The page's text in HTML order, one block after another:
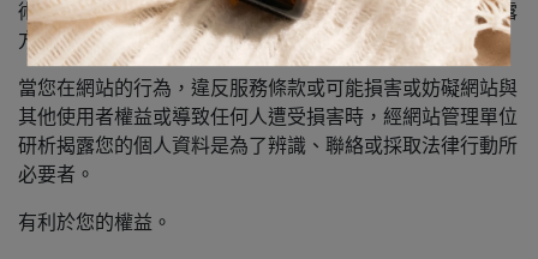
術研究而有必要，且資料經過提供者處理或蒐集著依其揭露
方式無從識別特定之當事人。
當您在網站的行為，違反服務條款或可能損害或妨礙網站與
其他使用者權益或導致任何人遭受損害時，經網站管理單位
研析揭露您的個人資料是為了辨識、聯絡或採取法律行動所
必要者。
有利於您的權益。